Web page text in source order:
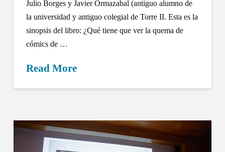
Julio Borges y Javier Ormazabal (antiguo alumno de
la universidad y antiguo colegial de Torre II. Esta es la
sinopsis del libro: ¿Qué tiene que ver la quema de
cómics de …
Read More